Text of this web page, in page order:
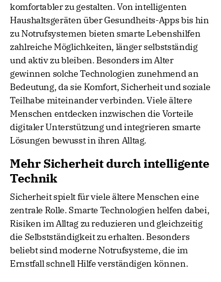
komfortabler zu gestalten. Von intelligenten
Haushaltsgeräten über Gesundheits-Apps bis hin
zu Notrufsystemen bieten smarte Lebenshilfen
zahlreiche Möglichkeiten, länger selbstständig
und aktiv zu bleiben. Besonders im Alter
gewinnen solche Technologien zunehmend an
Bedeutung, da sie Komfort, Sicherheit und soziale
Teilhabe miteinander verbinden. Viele ältere
Menschen entdecken inzwischen die Vorteile
digitaler Unterstützung und integrieren smarte
Lösungen bewusst in ihren Alltag.
Mehr Sicherheit durch intelligente
Technik
Sicherheit spielt für viele ältere Menschen eine
zentrale Rolle. Smarte Technologien helfen dabei,
Risiken im Alltag zu reduzieren und gleichzeitig
die Selbstständigkeit zu erhalten. Besonders
beliebt sind moderne Notrufsysteme, die im
Ernstfall schnell Hilfe verständigen können.